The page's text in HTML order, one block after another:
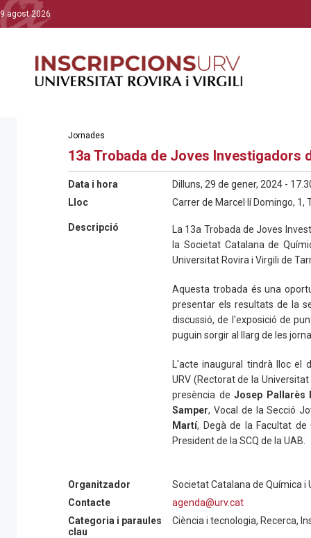
9 agost 2026
Jornades
13a Trobada de Joves Investigadors
Data i hora
Dilluns, 29 de gener, 2024 -
Lloc
Carrer de Marcel·lí Domingo, 1,
Descripció
La 13a Trobada de Joves
la Societat Catalana de
Universitat Rovira i Virgili de
Aquesta trobada és una
presentar els resultats de la
discussió, de l'exposició de
puguin sorgir al llarg de les
L'acte inaugural tindrà lloc
URV (Rectorat de la
presència deJosep Pallarès
Samper, Vocal de la Secció
Martí, Degà de la Facultat
President de la SCQ de la UAB.
"Enfocaments sinèrgics pel
els substrats models", a
catedràtica de la URV.
Organitzador
Societat Catalana de Química i
Contacte
agenda@urv.cat
Categoria i paraules
clau
Ciència i tecnologia, Recerca,